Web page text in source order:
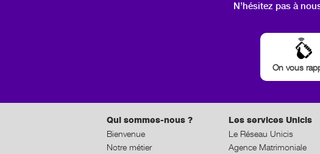
N’hésitez pas à
On vous
Qui sommes-nous ?
Bienvenue
Notre métier
Les services Unicis
Le Réseau Unicis
Agence Matrimoniale